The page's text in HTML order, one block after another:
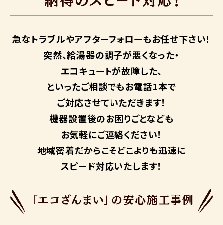
急なトラブルやアフターフォローもお任せ下さい！
突然、給湯器の調子が悪くなった・
エコキュートが故障した、
といったご相談でもお電話1本で
ご対応させていただきます！
機器設置後のお困りごとなども
お気軽にご連絡ください！
地域密着だからこそどこよりも迅速に
スピード対応いたします！